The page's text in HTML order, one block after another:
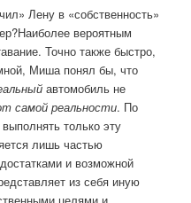
Лену в «собственность»
вероятным
Точно также быстро,
Миша понял бы, что
автомобиль не
самой реальности. По
только эту
лишь частью
и возможной
из себя иную
целями и